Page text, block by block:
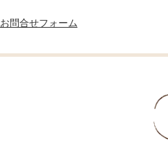
お問合せフォーム